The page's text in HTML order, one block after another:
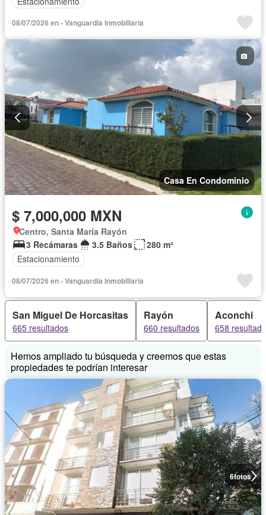
08/07/2026 en - Vanguardia Inmobiliaria
Casa En Condominio
$ 7,000,000 MXN
Centro, Santa María Rayón
3 Recámaras
3.5 Baños
280 m²
Estacionamiento
08/07/2026 en - Vanguardia Inmobiliaria
San Miguel De Horcasitas
665 resultados
Rayón
660 resultados
Aconchi
658
Hemos ampliado tu búsqueda y creemos que estas
propiedades te podrían interesar
6fotos